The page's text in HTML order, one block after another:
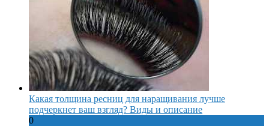
Какая толщина ресниц для наращивания лучше
подчеркнет ваш взгляд? Виды и описание
0